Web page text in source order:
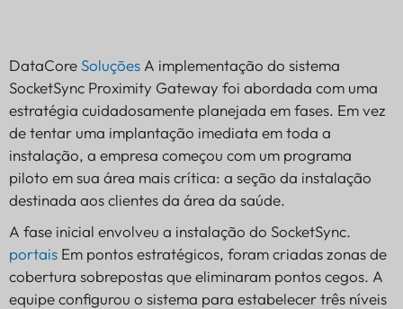
DataCoreSoluções A implementação do sistema
SocketSync Proximity Gateway foi abordada com uma
estratégia cuidadosamente planejada em fases. Em vez
de tentar uma implantação imediata em toda a
instalação, a empresa começou com um programa
piloto em sua área mais crítica: a seção da instalação
destinada aos clientes da área da saúde.
A fase inicial envolveu a instalação do SocketSync.
portais Em pontos estratégicos, foram criadas zonas de
cobertura sobrepostas que eliminaram pontos cegos. A
equipe configurou o sistema para estabelecer três níveis